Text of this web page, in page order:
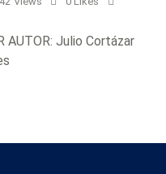
AUTOR: Julio Cortázar